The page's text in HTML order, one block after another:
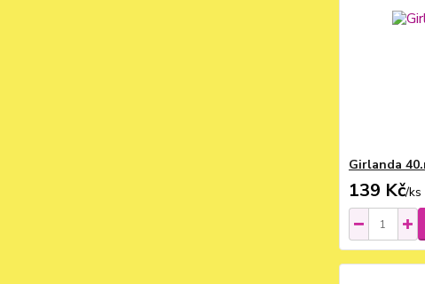
Girlanda
139 Kč/ks